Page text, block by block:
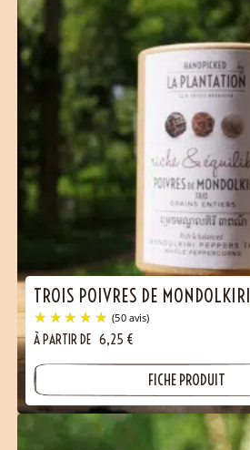
(3 avis)
TROIS POIVRES DE MONDOLKIRI
À PARTIR DE 6,25 €
FICHE PRODUIT